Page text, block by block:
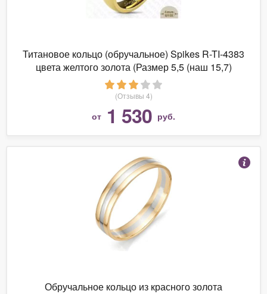
Титановое кольцо (обручальное) Spikes R-TI-4383
цвета желтого золота (Размер 5,5 (наш 15,7)
ширина 4 мм)
(Отзывы 4)
от 1 530 руб.
Обручальное кольцо из красного золота